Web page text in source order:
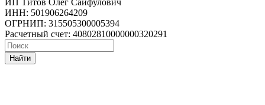
ИП Титов Олег Сайфулович
ИНН: 501906264209
ОГРНИП: 315505300005394
Расчетный счет: 40802810000000320291
Найти